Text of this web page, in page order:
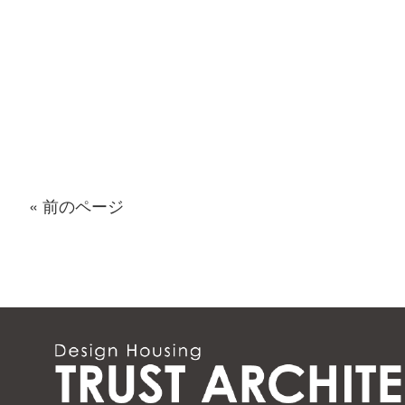
« 前のページ